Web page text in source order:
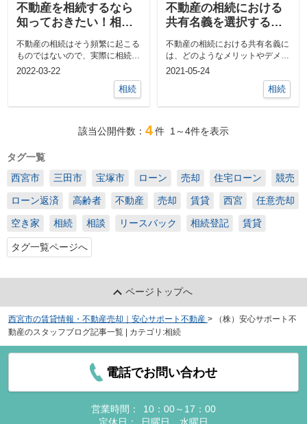
不動産を相続するなら
知っておきたい！相続
の段取りについて
不動産の相続はそう頻繁に起こる
ものではないので、実際に相続す
る状況になると戸惑ってしまう方
2022-03-22
相続
不動産の相続における
共有名義を選択するメ
リット・デメリットと
は？
不動産の相続における共有名義に
は、どのようなメリットやデメリ
ットがあるのか知っていますか。
2021-05-24
相続
該当公開件数： 4件 1～4件を表示
タグ一覧
西宮市
三田市 宝塚市 ローン 売却 住宅ローン 競売
ローン返済 高齢者 不動産 売却 賃貸 西宮 任意売却
空き家 相続 相談 リースバック 相続登記 賃貸
タグ一覧ページへ
ページトップへ
西宮市の賃貸情報・不動産売却｜安心サポート不動産 >
（株）安心サポート不
動産のスタッフブログ記事一覧 | カテゴリ:相続
電話でお問い合わせ
営業時間：
10：00～17：00
定休日：
日曜日、水曜日